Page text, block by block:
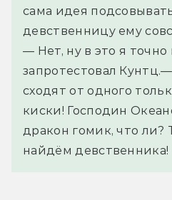
сама идея
девственницу ему
— Нет, ну в это я
запротестовал
сходят от одного
киски! Господин
дракон гомик, что ли?
найдём девственника!